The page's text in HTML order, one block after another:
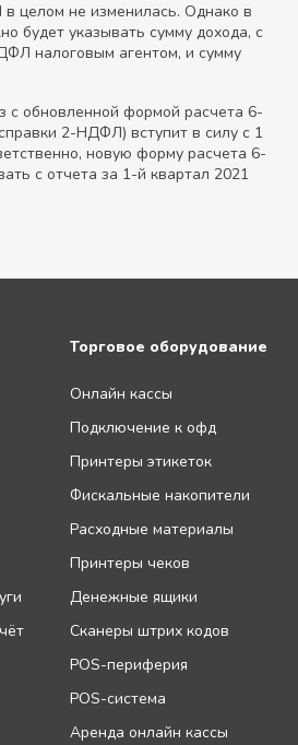
целом не изменилась. Однако в
будет указывать сумму дохода, с
налоговым агентом, и сумму
с обновленной формой расчета 6-
2-НДФЛ) вступит в силу с 1
новую форму расчета 6-
с отчета за 1-й квартал 2021
Торговое оборудование
Онлайн кассы
Подключение к офд
Принтеры этикеток
Фискальные накопители
Расходные материалы
Принтеры чеков
Денежные ящики
Сканеры штрих кодов
POS-периферия
POS-система
Аренда онлайн кассы